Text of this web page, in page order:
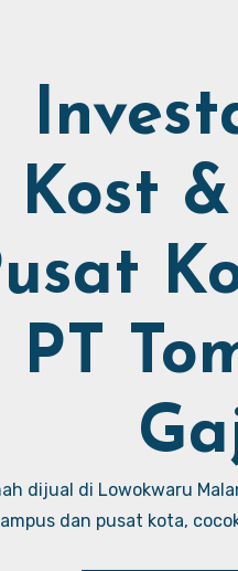
Kost
PT
dijual di Lowokwaru
dan pusat kota,